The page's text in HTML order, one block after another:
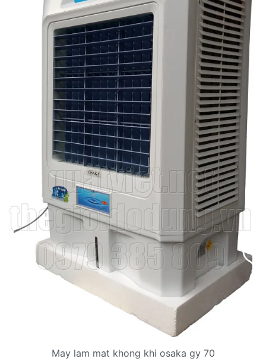
May lam mat khong khi osaka gy 70